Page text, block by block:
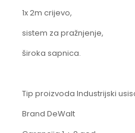
1x 2m crijevo,
sistem za pražnjenje,
široka sapnica.
Tip proizvoda Industrijski
Brand DeWalt